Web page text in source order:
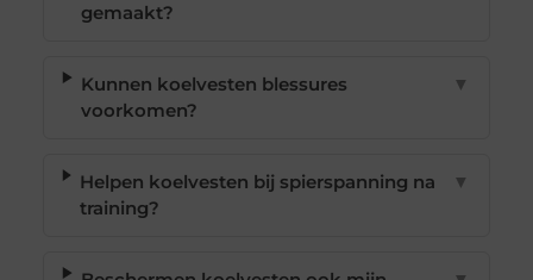
gemaakt?
Kunnen koelvesten blessures
voorkomen?
▼
Helpen koelvesten bij spierspanning na
training?
▼